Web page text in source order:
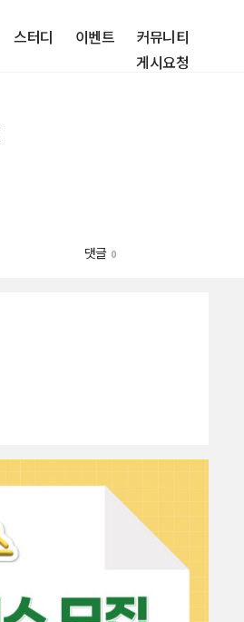
스터디 이벤트
커뮤니티
게시요청
댓글 0